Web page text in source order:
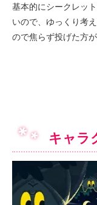
基本的にシークレッ
いので、ゆっくり考
ので焦らず投げた方
キャラ